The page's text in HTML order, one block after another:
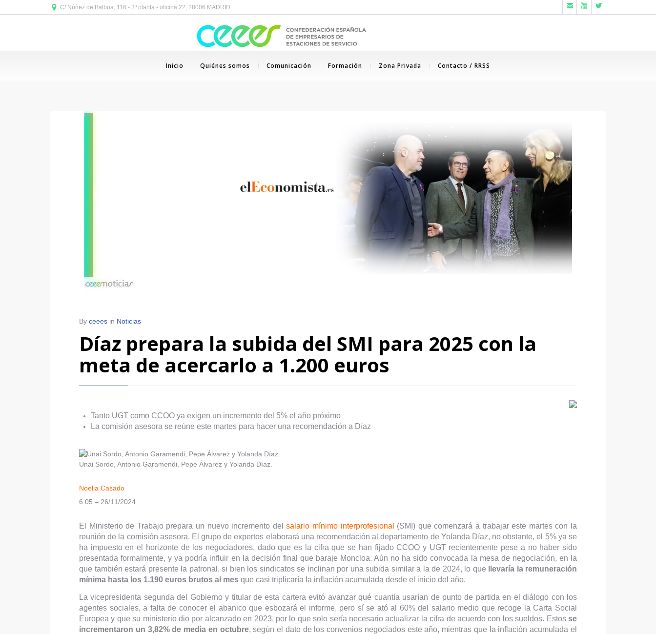
C/ Núñez de Balboa, 116 - 3ª planta - oficina 22, 28006 MADRID   
Inicio Quiénes somos Comunicación Formación Zona Privada Contacto / RRSS
By ceees in Noticias
Díaz prepara la subida del SMI para 2025 con la
meta de acercarlo a 1.200 euros
Tanto UGT como CCOO ya exigen un incremento del 5% el año próximo
La comisión asesora se reúne este martes para hacer una recomendación a Díaz
Unai Sordo, Antonio Garamendi, Pepe Álvarez y Yolanda Díaz.
Noelia Casado
6:05 – 26/11/2024
El Ministerio de Trabajo prepara un nuevo incremento delsalario mínimo interprofesional (SMI) que comenzará a trabajar este martes con la
reunión de la comisión asesora. El grupo de expertos elaborará una recomendación al departamento de Yolanda Díaz, no obstante, el 5% ya se
ha impuesto en el horizonte de los negociadores, dado que es la cifra que se han fijado CCOO y UGT recientemente pese a no haber sido
presentada formalmente, y ya podría influir en la decisión final que baraje Moncloa. Aún no ha sido convocada la mesa de negociación, en la
que también estará presente la patronal, si bien los sindicatos se inclinan por una subida similar a la de 2024, lo que
llevaría la remuneración
mínima hasta los 1.190 euros brutos al mes que casi triplicaría la inflación acumulada desde el inicio del año.
La vicepresidenta segunda del Gobierno y titular de esta cartera evitó avanzar qué cuantía usarían de punto de partida en el diálogo con los
agentes sociales, a falta de conocer el abanico que esbozará el informe, pero sí se ató al 60% del salario medio que recoge la Carta Social
Europea y que su ministerio dio por alcanzado en 2023, por lo que solo sería necesario actualizar la cifra de acuerdo con los sueldos. Estos se
incrementaron un 3,82% de media en octubre, según el dato de los convenios negociados este año, mientras que la inflación acumulada el